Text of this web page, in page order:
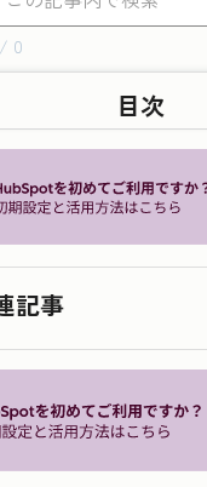
0
目次
記事